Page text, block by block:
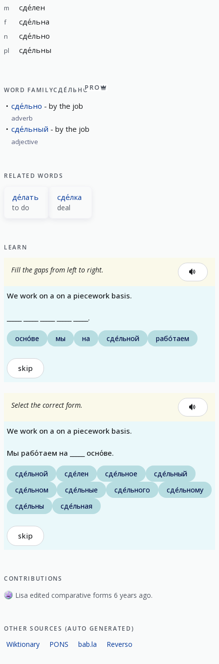
m сде́лен
f сде́льна
n сде́льно
pl сде́льны
WORD FAMILYСДЕ́ЛЬНОPRO
сде́льно by the job
adverb
сде́льный by the job
adjective
RELATED WORDS
де́лать
to do
сде́лка
deal
LEARN
Fill the gaps from left to right.
We work on a on a piecework basis.
_____ _____ _____ _____ _____.
осно́ве мы на сде́льной рабо́таем
skip
Select the correct form.
We work on a on a piecework basis.
Мы рабо́таем на _____ осно́ве.
сде́льной сде́лен сде́льное
сде́льный
сде́льном
сде́льные сде́льного
сде́льному
сде́льны
сде́льная
skip
CONTRIBUTIONS
Lisa edited comparative forms 6 years ago.
OTHER SOURCES (AUTO GENERATED)
Wiktionary PONS bab.la Reverso